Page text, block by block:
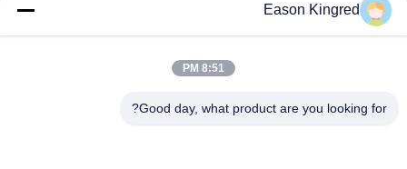
فيلم تغليف المواد الغذائية
Eason Kingred
8:51 PM
Good day, what product are you looking for?